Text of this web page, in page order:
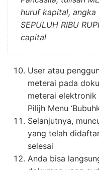
huruf kapital, angka
SEPULUH RIBU
capital
User atau
meterai pada
meterai
Pilijh Menu
Selanjutnya,
yang telah
selesai
Anda bisa